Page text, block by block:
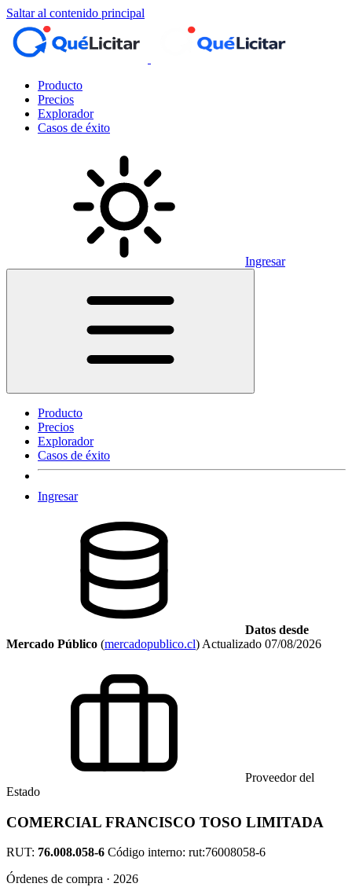
Saltar al contenido principal
Producto
Precios
Explorador
Casos de éxito
Ingresar
Producto
Precios
Explorador
Casos de éxito
Ingresar
Datos desde
Mercado Público (mercadopublico.cl) Actualizado 07/08/2026
Proveedor del
Estado
COMERCIAL FRANCISCO TOSO LIMITADA
RUT: 76.008.058-6 Código interno: rut:76008058-6
Órdenes de compra · 2026